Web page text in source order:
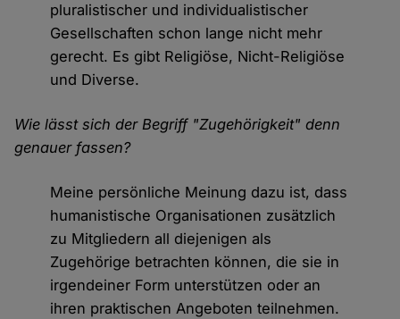
pluralistischer und individualistischer
Gesellschaften schon lange nicht mehr
gerecht. Es gibt Religiöse, Nicht-Religiöse
und Diverse.
Wie lässt sich der Begriff "Zugehörigkeit" denn
genauer fassen?
Meine persönliche Meinung dazu ist, dass
humanistische Organisationen zusätzlich
zu Mitgliedern all diejenigen als
Zugehörige betrachten können, die sie in
irgendeiner Form unterstützen oder an
ihren praktischen Angeboten teilnehmen.